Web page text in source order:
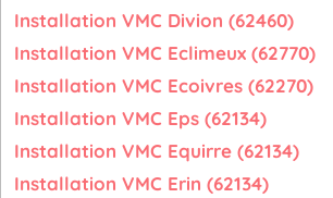
Installation VMC Divion (62460)
Installation VMC Eclimeux (62770)
Installation VMC Ecoivres (62270)
Installation VMC Eps (62134)
Installation VMC Equirre (62134)
Installation VMC Erin (62134)